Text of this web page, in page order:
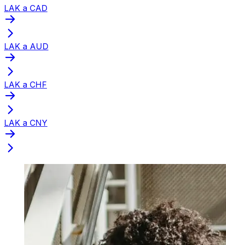
LAK a CAD
LAK a AUD
LAK a CHF
LAK a CNY